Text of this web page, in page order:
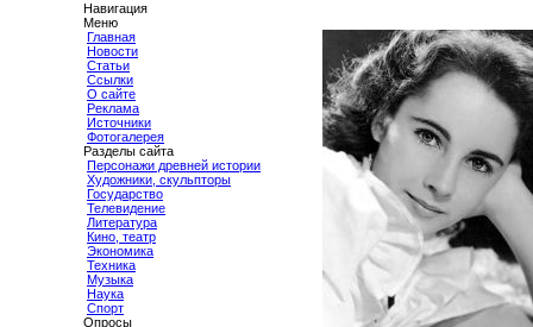
Навигация
Меню
Главная
Новости
Статьи
Ссылки
О сайте
Реклама
Источники
Фотогалерея
Разделы сайта
Персонажи древней истории
Художники, скульпторы
Государство
Телевидение
Литература
Кино, театр
Экономика
Техника
Музыка
Наука
Спорт
Опросы